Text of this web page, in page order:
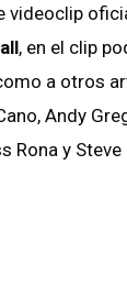
videoclip
, en el clip
a otros
Andy
Rona y Steve